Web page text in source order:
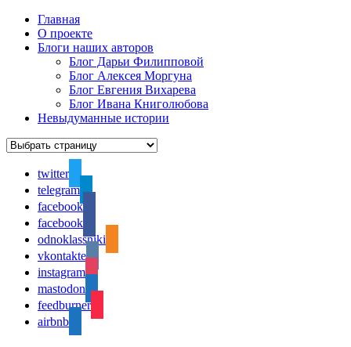
Главная
О проекте
Блоги наших авторов
Блог Дарьи Филипповой
Блог Алексея Моргуна
Блог Евгения Вихарева
Блог Ивана Книголюбова
Невыдуманные истории
twitter
telegram
facebook
facebook
odnoklassniki
vkontakte
instagram
mastodon
feedburner
airbnb